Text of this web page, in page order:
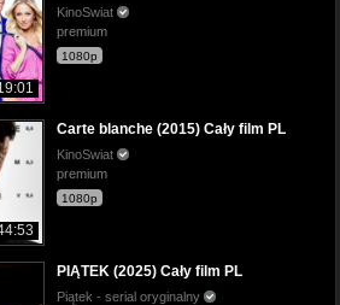
KinoSwiat
premium
1080p
Carte blanche (2015) Cały film PL
KinoSwiat
premium
1080p
PIĄTEK (2025) Cały film PL
Piątek - serial oryginalny